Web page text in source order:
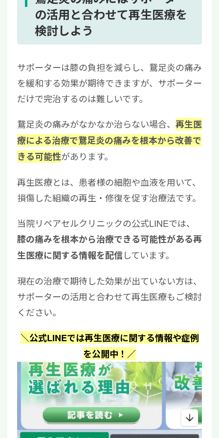
の活用と合わせて再生医療を
検討しよう
サポーターは膝の負担を減らし、鵞足炎の痛み
を緩和する効果が期待できますが、サポーター
だけで完治するのは難しいです。
鵞足炎の痛みがなかなか治らない場合、 再生医
療による治療で鵞足炎の痛みを根本から改善で
きる可能性があります。
再生医療とは、患者様の細胞や血液を用いて、
損傷した組織の再生・修復を促す治療法です。
当院リペアセルクリニックの公式LINEでは、
膝の痛みを根本から治療できる可能性がある再
生医療に関する情報を配信しています。
現在の治療で期待した効果が出ていない方は、
サポーターの活用と合わせて再生医療もご検討
ください。
＼公式LINEでは再生医療に関する情報や症例
を公開中！／